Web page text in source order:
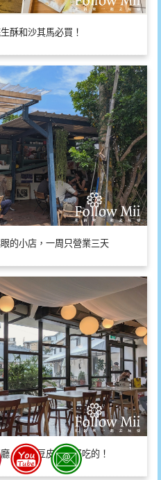
酥和沙其馬必買！
的小店，一周只營業三天
，各種豆皮都超好吃的！